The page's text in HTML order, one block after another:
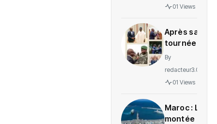
des
Ituri
01 Views
Après sa
tournée
régionale,
de
By
redacteur3.0
01 Views
Maroc : La
montée en